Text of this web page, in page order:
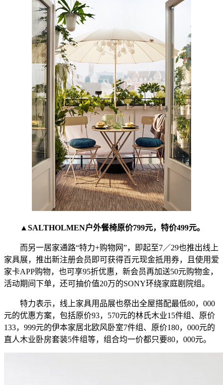
▲SALTHOLMEN户外餐椅原价799元，特价499元。
而另一居家通路“特力+购物网”，即起至7／29也推出线上
家具展，推出新注册会员即可获得百元现金抵用券，且使用爱
家卡APP购物，也可享95折优惠，新会员再加送50元购物金，
活动期间下单，还可抽价值20万的SONY环绕家庭剧院组。
特力表示，线上家具用品展也祭出全屋搭配最低80，000
元的优惠方案，包括原价93，570元的林氏木业15件组、原价
133，999元的伊本家居北欧风卧室7件组、原价180，000元的
直人木业卧房套装5件组等，组合均一价都只要80，000元。